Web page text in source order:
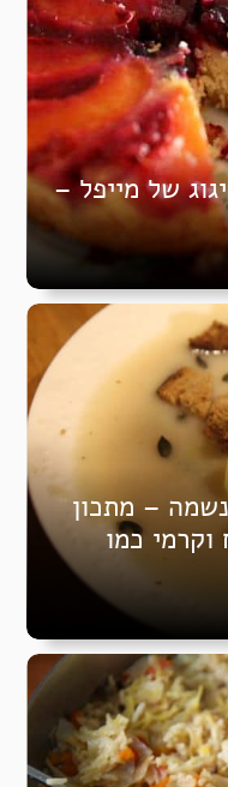
של מייפל –
– מתכון
כמו